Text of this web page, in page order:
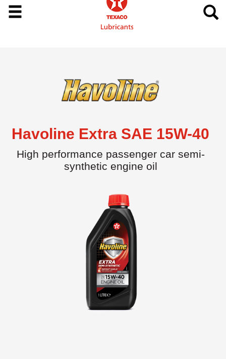
Havoline Extra SAE 15W-40
High performance passenger car semi-
synthetic engine oil